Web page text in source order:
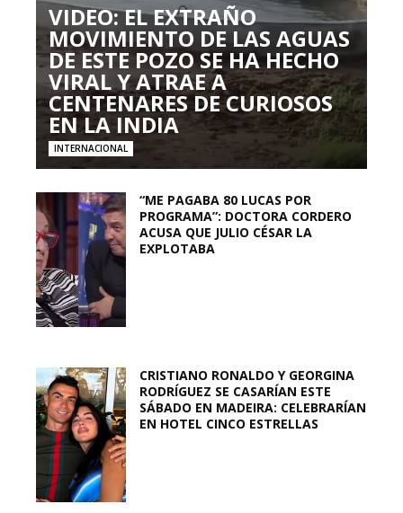
VIDEO: EL EXTRAÑO
MOVIMIENTO DE LAS AGUAS
DE ESTE POZO SE HA HECHO
VIRAL Y ATRAE A
CENTENARES DE CURIOSOS
EN LA INDIA
INTERNACIONAL
“ME PAGABA 80 LUCAS POR
PROGRAMA”: DOCTORA CORDERO
ACUSA QUE JULIO CÉSAR LA
EXPLOTABA
CRISTIANO RONALDO Y GEORGINA
RODRÍGUEZ SE CASARÍAN ESTE
SÁBADO EN MADEIRA: CELEBRARÍAN
EN HOTEL CINCO ESTRELLAS